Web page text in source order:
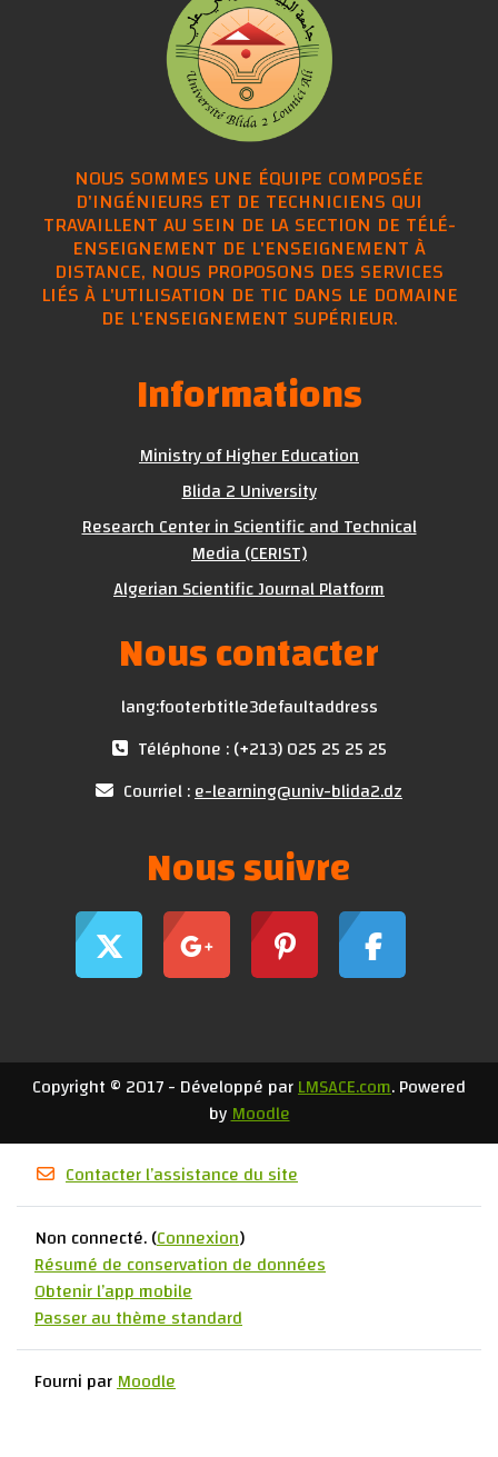
NOUS SOMMES UNE ÉQUIPE COMPOSÉE
D'INGÉNIEURS ET DE TECHNICIENS QUI
TRAVAILLENT AU SEIN DE LA SECTION DE TÉLÉ-
ENSEIGNEMENT DE L'ENSEIGNEMENT À
DISTANCE, NOUS PROPOSONS DES SERVICES
LIÉS À L'UTILISATION DE TIC DANS LE DOMAINE
DE L'ENSEIGNEMENT SUPÉRIEUR.
Informations
Ministry of Higher Education
Blida 2 University
Research Center in Scientific and Technical
Media (CERIST)
Algerian Scientific Journal Platform
Nous contacter
lang:footerbtitle3defaultaddress
Téléphone : (+213) 025 25 25 25
Courriel :e-learning@univ-blida2.dz
Nous suivre
Copyright © 2017 - Développé parLMSACE.com. Powered
byMoodle
Contacter l’assistance du site
Non connecté. (Connexion)
Résumé de conservation de données
Obtenir l’app mobile
Passer au thème standard
Fourni parMoodle